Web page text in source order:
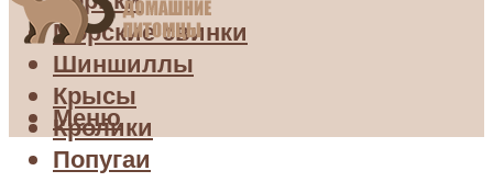
Морские свинки
Шиншиллы
Крысы
Кролики
Попугаи
Меню